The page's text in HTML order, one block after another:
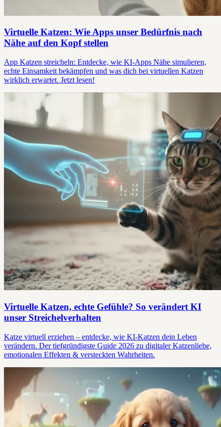
Virtuelle Katzen: Wie Apps unser Bedürfnis nach
Nähe auf den Kopf stellen
App Katzen streicheln: Entdecke, wie KI-Apps Nähe simulieren,
echte Einsamkeit bekämpfen und was dich bei virtuellen Katzen
wirklich erwartet. Jetzt lesen!
Virtuelle Katzen, echte Gefühle? So verändert KI
unser Streichelverhalten
Katze virtuell erziehen – entdecke, wie KI-Katzen dein Leben
verändern. Der tiefgründigste Guide 2026 zu digitaler Katzenliebe,
emotionalen Effekten & versteckten Wahrheiten.